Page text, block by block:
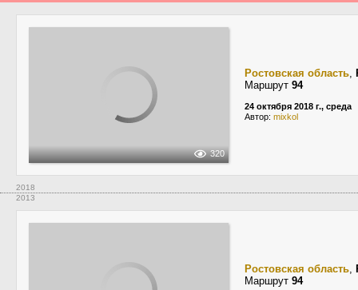
320
Ростовская область,
Маршрут 94
24 октября 2018 г., среда
Автор: mixkol
2018
2013
Ростовская область,
Маршрут 94